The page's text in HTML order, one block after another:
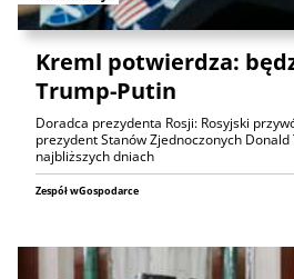
Kreml potwierdza:
Trump-Putin
Doradca prezydenta Rosji: Rosyjski
prezydent Stanów Zjednoczonych
najbliższych dniach
Zespół wGospodarce